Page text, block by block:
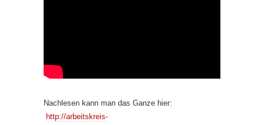
Nachlesen kann man das Ganze hier:
http://arbeitskreis-